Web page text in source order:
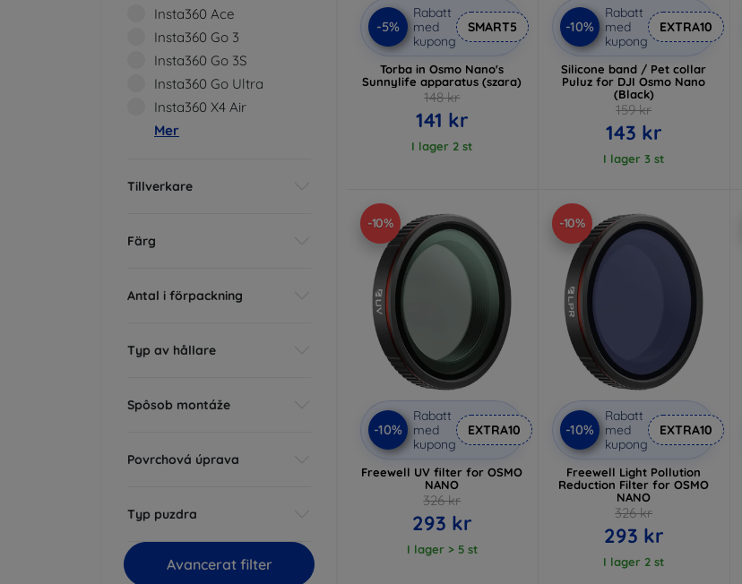
Insta360 Ace
Insta360 Go 3
Insta360 Go 3S
Insta360 Go Ultra
Insta360 X4 Air
Mer
Tillverkare
Färg
Antal i förpackning
Typ av hållare
Spôsob montáže
Povrchová úprava
Typ puzdra
Avancerat filter
-5%
Rabatt
med
kupong
SMART5
Torba in Osmo Nano's
Sunnylife apparatus (szara)
148 kr
141 kr
I lager 2 st
-10%
Rabatt
med
kupong
EXTRA10
Silicone band / Pet collar
Puluz for DJI Osmo Nano
(Black)
159 kr
143 kr
I lager 3 st
-10%
-10%
Rabatt
med
kupong
EXTRA10
Freewell UV filter for OSMO
NANO
326 kr
293 kr
I lager > 5 st
-10%
-10%
Rabatt
med
kupong
EXTRA10
Freewell Light Pollution
Reduction Filter for OSMO
NANO
326 kr
293 kr
I lager 2 st